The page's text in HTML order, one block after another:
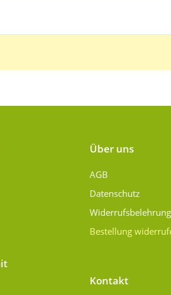
Über uns
AGB
Datenschutz
Widerrufsbelehrung
Bestellung
Kontakt